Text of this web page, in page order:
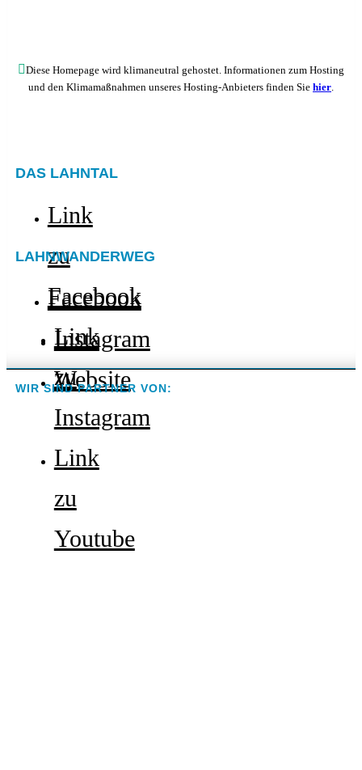
Diese Homepage wird klimaneutral gehostet. Informationen zum Hosting
und den Klimamaßnahmen unseres Hosting-Anbieters finden Sie hier.
DAS LAHNTAL
Link
zu
Facebook
Link
zu
Instagram
Link
zu
Youtube
LAHNWANDERWEG
Facebook
Instagram
Website
WIR SIND PARTNER VON: